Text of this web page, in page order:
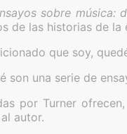
sobre música:
de las historias de la
que soy,
son una serie de
por Turner
autor.